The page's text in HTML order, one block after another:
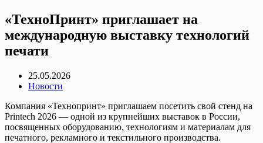
«ТехноПринт» приглашает на
международную выставку технологий
печати
25.05.2026
Новости
Компания «Технопринт» приглашаем посетить свой стенд на
Printech 2026 — одной из крупнейших выставок в России,
посвященных оборудованию, технологиям и материалам для
печатного, рекламного и текстильного производства.